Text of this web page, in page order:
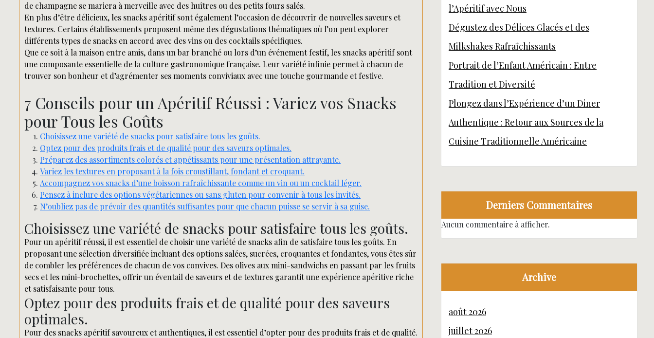
de champagne se mariera à merveille avec des huîtres ou des petits fours salés.
En plus d’être délicieux, les snacks apéritif sont également l’occasion de découvrir de nouvelles saveurs et
textures. Certains établissements proposent même des dégustations thématiques où l’on peut explorer
différents types de snacks en accord avec des vins ou des cocktails spécifiques.
Que ce soit à la maison entre amis, dans un bar branché ou lors d’un événement festif, les snacks apéritif sont
une composante essentielle de la culture gastronomique française. Leur variété infinie permet à chacun de
trouver son bonheur et d’agrémenter ses moments conviviaux avec une touche gourmande et festive.
7 Conseils pour un Apéritif Réussi : Variez vos Snacks
pour Tous les Goûts
Choisissez une variété de snacks pour satisfaire tous les goûts.
Optez pour des produits frais et de qualité pour des saveurs optimales.
Préparez des assortiments colorés et appétissants pour une présentation attrayante.
Variez les textures en proposant à la fois croustillant, fondant et croquant.
Accompagnez vos snacks d’une boisson rafraîchissante comme un vin ou un cocktail léger.
Pensez à inclure des options végétariennes ou sans gluten pour convenir à tous les invités.
N’oubliez pas de prévoir des quantités suffisantes pour que chacun puisse se servir à sa guise.
Choisissez une variété de snacks pour satisfaire tous les goûts.
Pour un apéritif réussi, il est essentiel de choisir une variété de snacks afin de satisfaire tous les goûts. En
proposant une sélection diversifiée incluant des options salées, sucrées, croquantes et fondantes, vous êtes sûr
de combler les préférences de chacun de vos convives. Des olives aux mini-sandwichs en passant par les fruits
secs et les mini-brochettes, offrir un éventail de saveurs et de textures garantit une expérience apéritive riche
et satisfaisante pour tous.
Optez pour des produits frais et de qualité pour des saveurs
optimales.
Pour des snacks apéritif savoureux et authentiques, il est essentiel d’opter pour des produits frais et de qualité.
l’Apéritif avec Nous
Dégustez des Délices Glacés et des
Milkshakes Rafraîchissants
Portrait de l’Enfant Américain : Entre
Tradition et Diversité
Plongez dans l’Expérience d’un Diner
Authentique : Retour aux Sources de la
Cuisine Traditionnelle Américaine
Derniers Commentaires
Aucun commentaire à afficher.
Archive
août 2026
juillet 2026